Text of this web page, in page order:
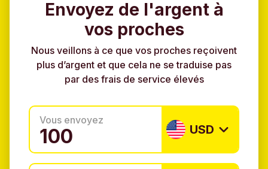
Envoyez de l'argent à
vos proches
Nous veillons à ce que vos proches reçoivent
plus d’argent et que cela ne se traduise pas
par des frais de service élevés
Vous envoyez
USD